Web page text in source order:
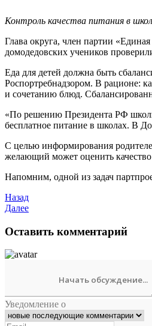
Контроль качества питания в
Глава округа, член партии
домодедовских учеников
Еда для детей должна быть
Роспортребнадзором. В рационе:
и сочетанию блюд.
«По решению Президента РФ
бесплатное питание в школах. В
С целью информирования
желающий может оценить качество
Напомним, одной из задач
Назад
Далее
Оставить комментарий
Уведомление о